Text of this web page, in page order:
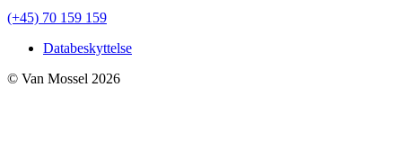
(+45) 70 159 159
Databeskyttelse
© Van Mossel 2026